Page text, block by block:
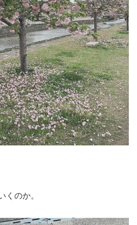
くのか。